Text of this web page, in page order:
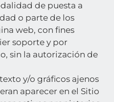
de puesta a
o parte de los
web, con fines
soporte y por
sin la autorización de
y/o gráficos ajenos
aparecer en el Sitio